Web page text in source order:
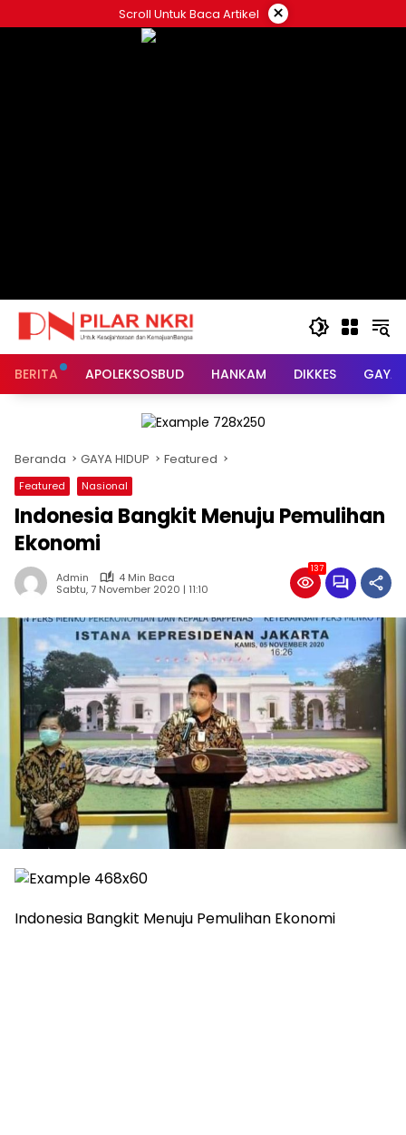
ke
Scroll Untuk Baca Artikel ×
BERITA APOLEKSOSBUD HANKAM DIKKES GAYA
Beranda GAYA HIDUP Featured
Featured Nasional
Indonesia Bangkit Menuju Pemulihan
Ekonomi
Admin
4 Min Baca
Sabtu, 7 November 2020 | 11:10
137
Indonesia Bangkit Menuju Pemulihan Ekonomi